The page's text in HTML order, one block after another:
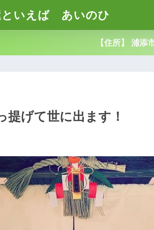
といえば あいのひ
【住所】 浦添
提げて世に出ます！